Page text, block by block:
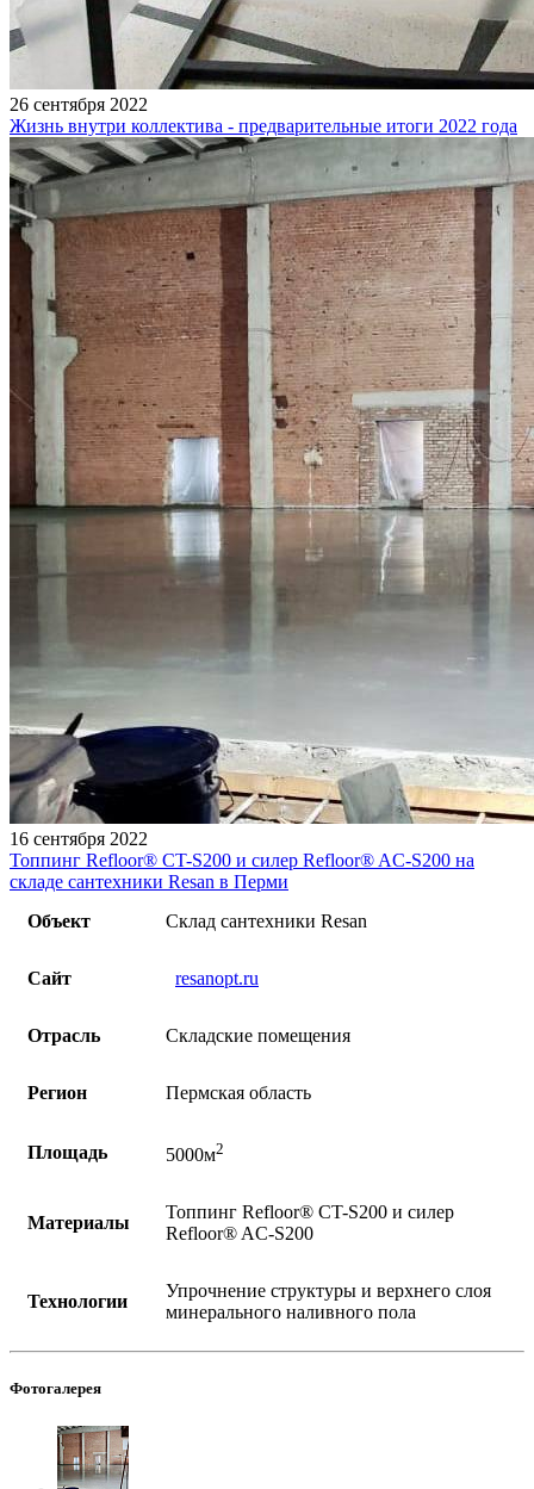
26 сентября 2022
Жизнь внутри коллектива - предварительные итоги 2022 года
16 сентября 2022
Топпинг Refloor®️ CT-S200 и силер Refloor®️ AC-S200 на
складе сантехники Resan в Перми
Объект
Склад сантехники Resan
Сайт resanopt.ru
Отрасль Складские помещения
Регион Пермская область
Площадь 5000м2
Материалы
Топпинг Refloor®️ CT-S200 и силер
Refloor®️ AC-S200
Технологии
Упрочнение структуры и верхнего слоя
минерального наливного пола
Фотогалерея